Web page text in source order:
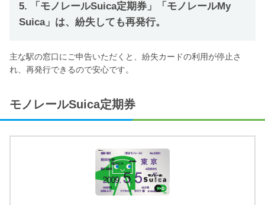
5. 「モノレールSuica定期券」「モノレールMy
Suica」は、紛失しても再発行。
主な駅の窓口にご申告いただくと、紛失カードの利用が停止さ
れ、再発行できるので安心です。
モノレールSuica定期券